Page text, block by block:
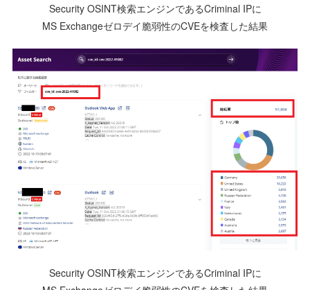
Security OSINT検索エンジンであるCriminal IPに
MS Exchangeゼロデイ脆弱性のCVEを検査した結果
Security OSINT検索エンジンであるCriminal IPに